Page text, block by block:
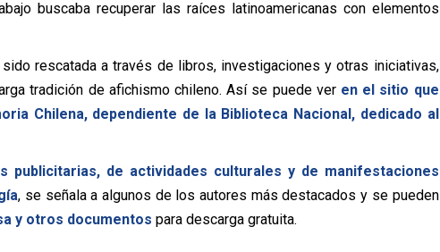
buscaba recuperar las raíces latinoamericanas con elementos
rescatada a través de libros, investigaciones y otras iniciativas,
tradición de afichismo chileno. Así se puede ver en el sitio que
Chilena, dependiente de la Biblioteca Nacional, dedicado al
publicitarias, de actividades culturales y de manifestaciones
, se señala a algunos de los autores más destacados y se pueden
y otros documentos para descarga gratuita.